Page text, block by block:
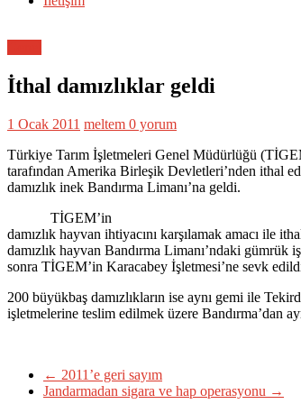
İthal damızlıklar geldi
1 Ocak 2011 meltem 0 yorum
Türkiye Tarım İşletmeleri Genel Müdürlüğü
tarafından Amerika Birleşik Devletleri’nden ithal
damızlık inek Bandırma Limanı’na geldi.
TİGEM’in
damızlık hayvan ihtiyacını karşılamak amacı ile
damızlık hayvan Bandırma Limanı’ndaki gümrük
sonra TİGEM’in Karacabey İşletmesi’ne sevk
200 büyükbaş damızlıkların ise aynı gemi ile
işletmelerine teslim edilmek üzere Bandırma’dan
← 2011’e geri sayım
Jandarmadan sigara ve hap operasyonu →